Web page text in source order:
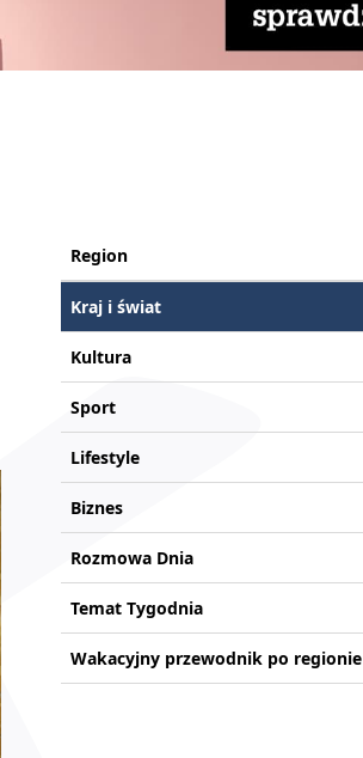
Region
Kraj i świat
Kultura
Sport
Lifestyle
Biznes
Rozmowa Dnia
Temat Tygodnia
Wakacyjny przewodnik po regionie